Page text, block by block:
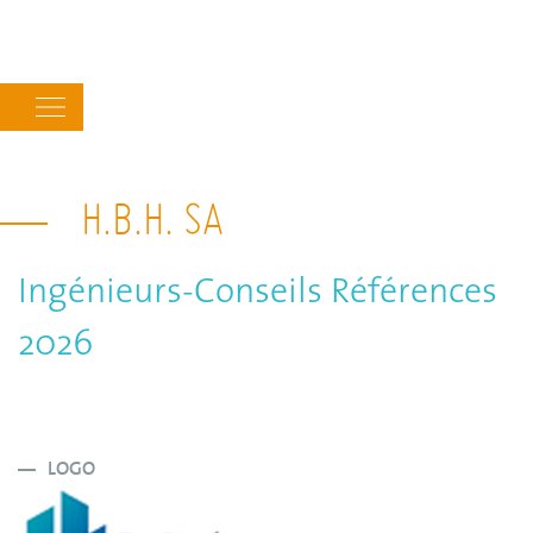
navigation
H.B.H. SA
Ingénieurs-Conseils Références
2026
LOGO